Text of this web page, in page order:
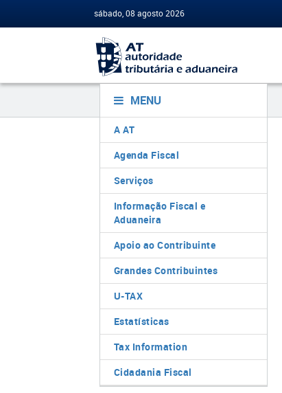
sábado, 08 agosto 2026
MENU
A AT
Agenda Fiscal
Serviços
Informação Fiscal e
Aduaneira
Apoio ao Contribuinte
Grandes Contribuintes
U-TAX
Estatísticas
Tax Information
Cidadania Fiscal